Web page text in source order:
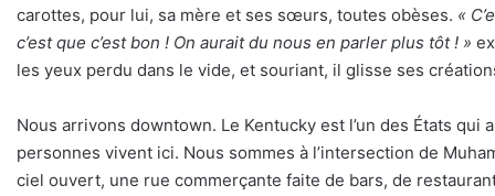
carottes, pour lui, sa mère et ses sœurs, toutes obèses. «
c’est que c’est bon ! On aurait du nous en parler plus tôt ! »
les yeux perdu dans le vide, et souriant, il glisse ses
Nous arrivons downtown. Le Kentucky est l’un des États
personnes vivent ici. Nous sommes à l’intersection de
ciel ouvert, une rue commerçante faite de bars, de